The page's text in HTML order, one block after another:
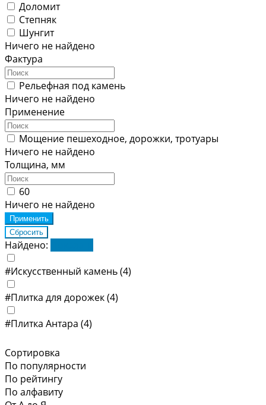
Доломит
Степняк
Шунгит
Ничего не найдено
Фактура
Рельефная под камень
Ничего не найдено
Применение
Мощение пешеходное, дорожки, тротуары
Ничего не найдено
Толщина, мм
60
Ничего не найдено
Найдено:
#Искусственный камень(4)
#Плитка для дорожек(4)
#Плитка Антара (4)
Сортировка
По популярности
По рейтингу
По алфавиту